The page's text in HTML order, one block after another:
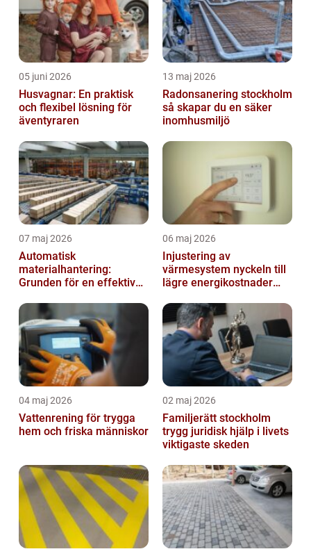
05 juni 2026
Husvagnar: En praktisk
och flexibel lösning för
äventyraren
13 maj 2026
Radonsanering stockholm
så skapar du en säker
inomhusmiljö
07 maj 2026
Automatisk
materialhantering:
Grunden för en effektiv
06 maj 2026
Injustering av
värmesystem nyckeln till
lägre energikostnader
inomhusklimat
04 maj 2026
Vattenrening för trygga
hem och friska människor
02 maj 2026
Familjerätt stockholm
trygg juridisk hjälp i livets
viktigaste skeden